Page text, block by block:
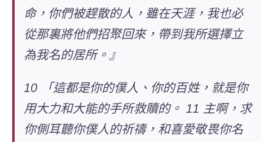
命，你們被趕散的人，雖在天涯，我也必
從那裏將他們招聚回來，帶到我所選擇立
為我名的居所。』
10 「這都是你的僕人、你的百姓，就是你
用大力和大能的手所救贖的。 11 主啊，求
你側耳聽你僕人的祈禱，和喜愛敬畏你名